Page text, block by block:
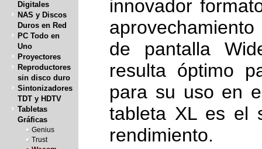
Digitales
NAS y Discos
Duros en Red
PC Todo en
Uno
Proyectores
Reproductores
sin disco duro
Sintonizadores
TDT y HDTV
Tabletas
Gráficas
Genius
Trust
innovador
de pantalla
resulta óptimo
para su uso en
tableta XL es el
rendimiento.